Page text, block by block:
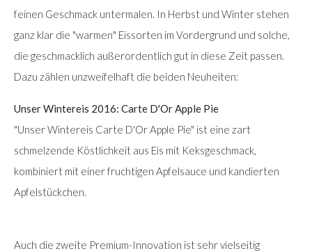
feinen Geschmack untermalen. In Herbst und Winter stehen
ganz klar die "warmen" Eissorten im Vordergrund und solche,
die geschmacklich außerordentlich gut in diese Zeit passen.
Dazu zählen unzweifelhaft die beiden Neuheiten:
Unser Wintereis 2016: Carte D'Or Apple Pie
"Unser Wintereis Carte D'Or Apple Pie" ist eine zart
schmelzende Köstlichkeit aus Eis mit Keksgeschmack,
kombiniert mit einer fruchtigen Apfelsauce und kandierten
Apfelstückchen.
Auch die zweite Premium-Innovation ist sehr vielseitig